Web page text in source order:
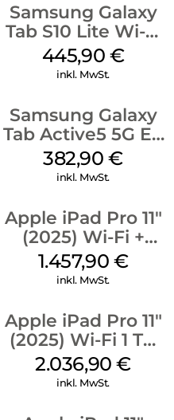
Samsung Galaxy
Tab S10 Lite Wi-Fi
128 GB Silver
445,90 €
inkl. MwSt.
Samsung Galaxy
Tab Active5 5G EE
128 GB Black
382,90€
inkl. MwSt.
Apple iPad Pro 11″
(2025) Wi-Fi +
Cellular 256 GB
Standardglas
1.457,90 €
inkl. MwSt.
Apple iPad Pro 11″
(2025) Wi-Fi 1 TB
Nanotexturglas
Silber
2.036,90€
inkl. MwSt.